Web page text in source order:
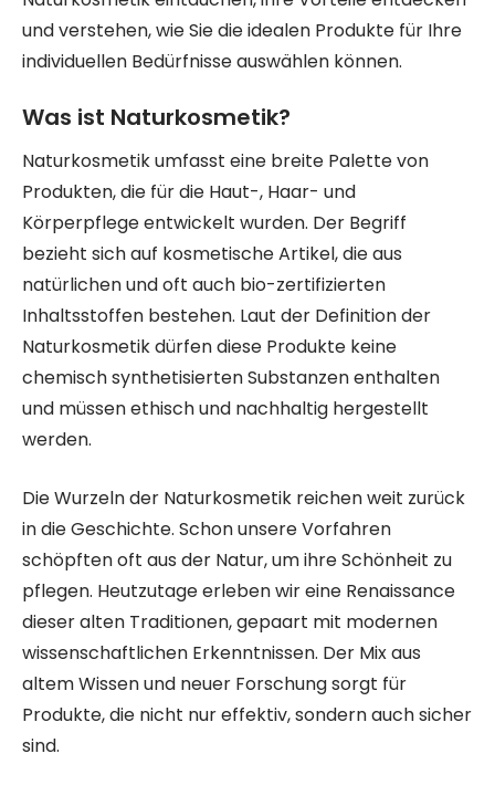
und verstehen, wie Sie die idealen Produkte für Ihre
individuellen Bedürfnisse auswählen können.
Was ist Naturkosmetik?
Naturkosmetik umfasst eine breite Palette von
Produkten, die für die Haut-, Haar- und
Körperpflege entwickelt wurden. Der Begriff
bezieht sich auf kosmetische Artikel, die aus
natürlichen und oft auch bio-zertifizierten
Inhaltsstoffen bestehen. Laut der Definition der
Naturkosmetik dürfen diese Produkte keine
chemisch synthetisierten Substanzen enthalten
und müssen ethisch und nachhaltig hergestellt
werden.
Die Wurzeln der Naturkosmetik reichen weit zurück
in die Geschichte. Schon unsere Vorfahren
schöpften oft aus der Natur, um ihre Schönheit zu
pflegen. Heutzutage erleben wir eine Renaissance
dieser alten Traditionen, gepaart mit modernen
wissenschaftlichen Erkenntnissen. Der Mix aus
altem Wissen und neuer Forschung sorgt für
Produkte, die nicht nur effektiv, sondern auch sicher
sind.